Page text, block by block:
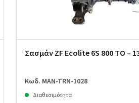
Σασμάν ZF Ecolite 6S 800 TO –
Κωδ. MAN-TRN-1028
Διαθεσιμότητα